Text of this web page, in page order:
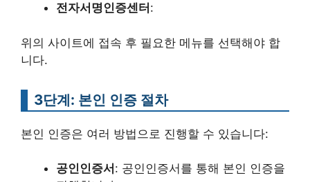
전자서명인증센터 :
위의 사이트에 접속 후 필요한 메뉴를 선택해야 합
니다.
3단계: 본인 인증 절차
본인 인증은 여러 방법으로 진행할 수 있습니다:
공인인증서 : 공인인증서를 통해 본인 인증을